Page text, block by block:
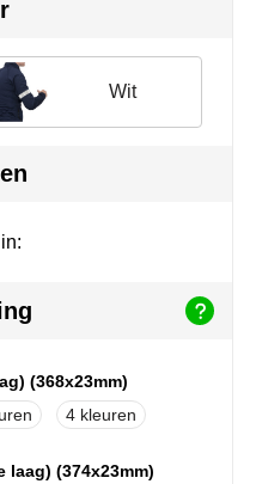
Wit
(368x23mm)
4
laag) (374x23mm)